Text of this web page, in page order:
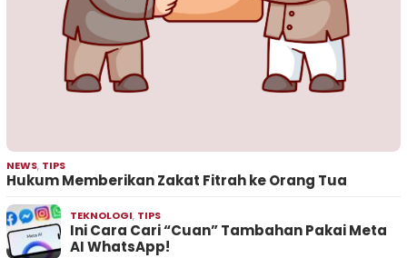
NEWS, TIPS
Hukum Memberikan Zakat Fitrah ke Orang Tua
TEKNOLOGI, TIPS
Ini Cara Cari “Cuan” Tambahan Pakai Meta
AI WhatsApp!